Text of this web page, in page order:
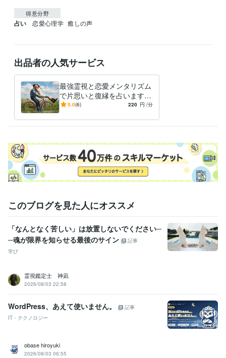
得意分野
占い 恋愛心理学 癒しの声
出品者の人気サービス
最強霊視と恋愛メンタリズム
で片思いと復縁を占います
恋愛メンタリズムで片思いを
します
5.0(6) 220 円 /分
このブログを見た人にオススメ
「なんとなく苦しい」は放置しないでください─
─魂が限界を知らせる最後のサイン
記事
学び
霊視鑑定士 神凪
2026/08/03 22:58
WordPress、あえて使いません。
記事
IT・テクノロジー
obase hiroyuki
2026/08/03 06:55